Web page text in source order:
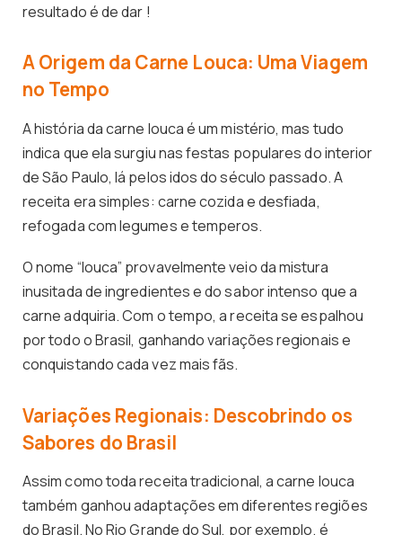
resultado é de dar !
A Origem da Carne Louca: Uma Viagem
no Tempo
A história da carne louca é um mistério, mas tudo
indica que ela surgiu nas festas populares do interior
de São Paulo, lá pelos idos do século passado. A
receita era simples: carne cozida e desfiada,
refogada com legumes e temperos.
O nome “louca” provavelmente veio da mistura
inusitada de ingredientes e do sabor intenso que a
carne adquiria. Com o tempo, a receita se espalhou
por todo o Brasil, ganhando variações regionais e
conquistando cada vez mais fãs.
Variações Regionais: Descobrindo os
Sabores do Brasil
Assim como toda receita tradicional, a carne louca
também ganhou adaptações em diferentes regiões
do Brasil. No Rio Grande do Sul, por exemplo, é